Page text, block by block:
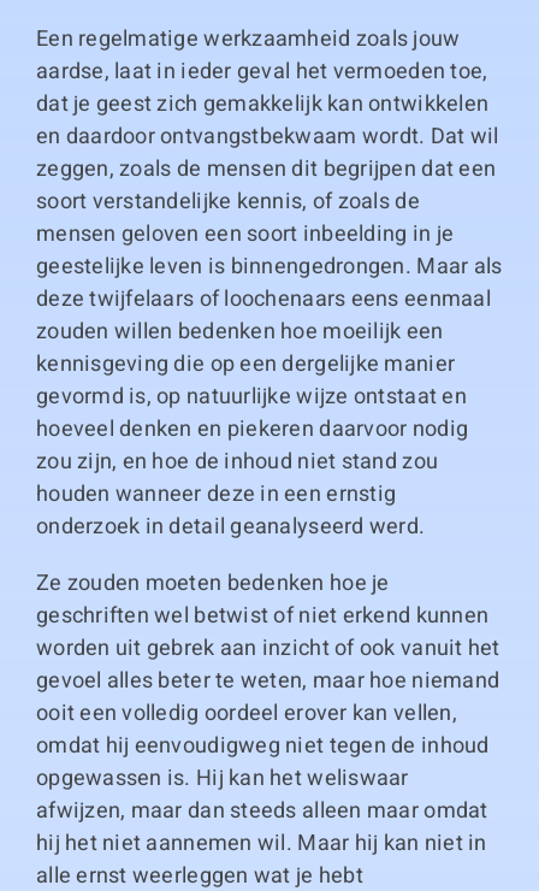
Een regelmatige werkzaamheid zoals jouw
aardse, laat in ieder geval het vermoeden toe,
dat je geest zich gemakkelijk kan ontwikkelen
en daardoor ontvangstbekwaam wordt. Dat wil
zeggen, zoals de mensen dit begrijpen dat een
soort verstandelijke kennis, of zoals de
mensen geloven een soort inbeelding in je
geestelijke leven is binnengedrongen. Maar als
deze twijfelaars of loochenaars eens eenmaal
zouden willen bedenken hoe moeilijk een
kennisgeving die op een dergelijke manier
gevormd is, op natuurlijke wijze ontstaat en
hoeveel denken en piekeren daarvoor nodig
zou zijn, en hoe de inhoud niet stand zou
houden wanneer deze in een ernstig
onderzoek in detail geanalyseerd werd.
Ze zouden moeten bedenken hoe je
geschriften wel betwist of niet erkend kunnen
worden uit gebrek aan inzicht of ook vanuit het
gevoel alles beter te weten, maar hoe niemand
ooit een volledig oordeel erover kan vellen,
omdat hij eenvoudigweg niet tegen de inhoud
opgewassen is. Hij kan het weliswaar
afwijzen, maar dan steeds alleen maar omdat
hij het niet aannemen wil. Maar hij kan niet in
alle ernst weerleggen wat je hebt